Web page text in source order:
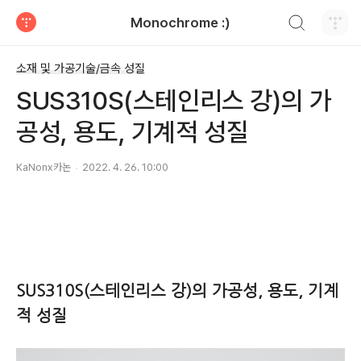
Monochrome :)
소재 및 가공기술/금속 성질
SUS310S(스테인리스 강)의 가
공성, 용도, 기계적 성질
KaNonx카논 2022. 4. 26. 10:00
SUS310S(스테인리스 강)의 가공성, 용도, 기계
적 성질